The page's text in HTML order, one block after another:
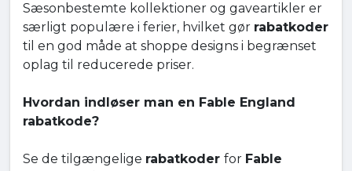
Sæsonbestemte kollektioner og gaveartikler er
særligt populære i ferier, hvilket gør rabatkoder
til en god måde at shoppe designs i begrænset
oplag til reducerede priser.
Hvordan indløser man en Fable England
rabatkode?
Se de tilgængelige rabatkoder for Fable